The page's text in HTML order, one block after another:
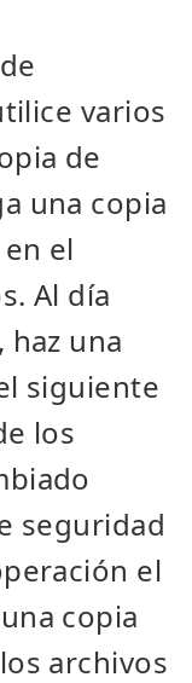
varios
de
una copia
el
Al día
una
siguiente
los
seguridad
el
copia
archivos